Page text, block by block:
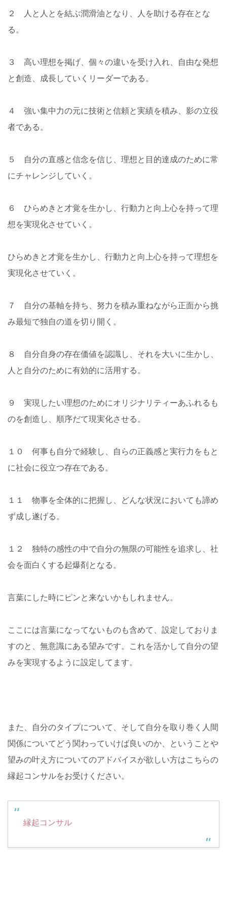
２ 人と人とを結ぶ潤滑油となり、人を助ける存在とな
る。
３ 高い理想を掲げ、個々の違いを受け入れ、自由な発想
と創造、成長していくリーダーである。
４ 強い集中力の元に技術と信頼と実績を積み、影の立役
者である。
５ 自分の直感と信念を信じ、理想と目的達成のために常
にチャレンジしていく。
６ ひらめきと才覚を生かし、行動力と向上心を持って理
想を実現化させていく。
ひらめきと才覚を生かし、行動力と向上心を持って理想を
実現化させていく。
７ 自分の基軸を持ち、努力を積み重ねながら正面から挑
み最短で独自の道を切り開く。
８ 自分自身の存在価値を認識し、それを大いに生かし、
人と自分のために有効的に活用する。
９ 実現したい理想のためにオリジナリティーあふれるも
のを創造し、順序だて現実化させる。
１０ 何事も自分で経験し、自らの正義感と実行力をもと
に社会に役立つ存在である。
１１ 物事を全体的に把握し、どんな状況においても諦め
ず成し遂げる。
１２ 独特の感性の中で自分の無限の可能性を追求し、社
会を面白くする起爆剤となる。
言葉にした時にピンと来ないかもしれません。
ここには言葉になってないものも含めて、設定しておりま
すのと、無意識にある望みです。これを活かして自分の望
みを実現するように設定してます。
また、自分のタイプについて、そして自分を取り巻く人間
関係についてどう関わっていけば良いのか、ということや
望みの叶え方についてのアドバイスが欲しい方はこちらの
縁起コンサルをお受けください。
縁起コンサル